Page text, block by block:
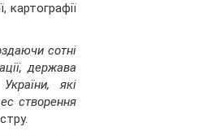
картографії
сотні
держава
які
створення